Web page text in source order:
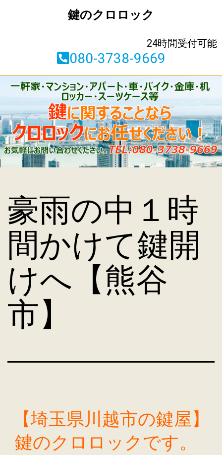
鍵のクロロック
24時間受付可能
080-3738-9669
豪雨の中１時
間かけて鍵開
けへ【熊谷
市】
【埼玉県川越市の鍵屋】
鍵のクロロックです。